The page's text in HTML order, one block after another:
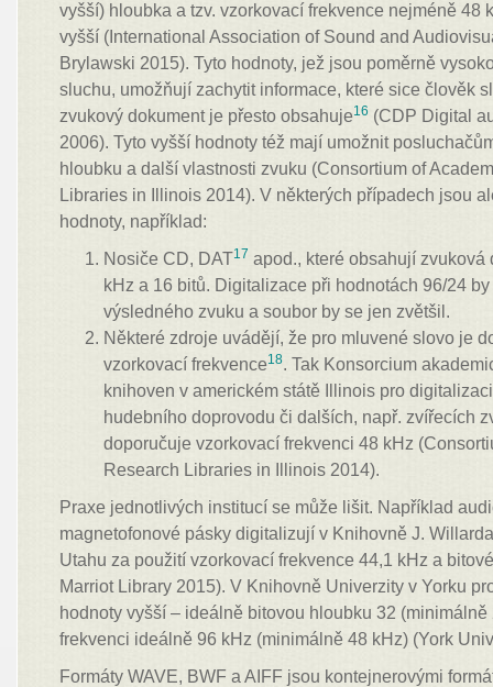
vyšší) hloubka a tzv. vzorkovací frekvence nejméně 48
vyšší (International Association of Sound and
Brylawski 2015). Tyto hodnoty, jež jsou poměrně
sluchu, umožňují zachytit informace, které sice člověk
zvukový dokument je přesto obsahuje16 (CDP Digital
2006). Tyto vyšší hodnoty též mají umožnit
hloubku a další vlastnosti zvuku (Consortium of
Libraries in Illinois 2014). V některých případech jsou
hodnoty, například:
Nosiče CD, DAT17 apod., které obsahují zvuková
kHz a 16 bitů. Digitalizace při hodnotách 96/24
výsledného zvuku a soubor by se jen zvětšil.
Některé zdroje uvádějí, že pro mluvené slovo je
vzorkovací frekvence18. Tak Konsorcium
knihoven v americkém státě Illinois pro
hudebního doprovodu či dalších, např. zvířecích
doporučuje vzorkovací frekvenci 48 kHz
Research Libraries in Illinois 2014).
Praxe jednotlivých institucí se může lišit. Například
magnetofonové pásky digitalizují v Knihovně J.
Utahu za použití vzorkovací frekvence 44,1 kHz a
Marriot Library 2015). V Knihovně Univerzity v Yorku
hodnoty vyšší – ideálně bitovou hloubku 32
frekvenci ideálně 96 kHz (minimálně 48 kHz) (York
Formáty WAVE, BWF a AIFF jsou kontejnerovými